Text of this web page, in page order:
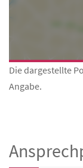
Die dargestellte
Angabe.